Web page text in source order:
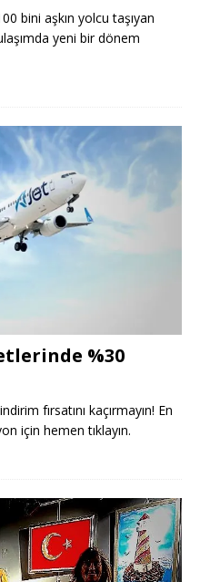
bini aşkın yolcu taşıyan
yeni bir dönem
%30
fırsatını kaçırmayın! En
için hemen tıklayın.